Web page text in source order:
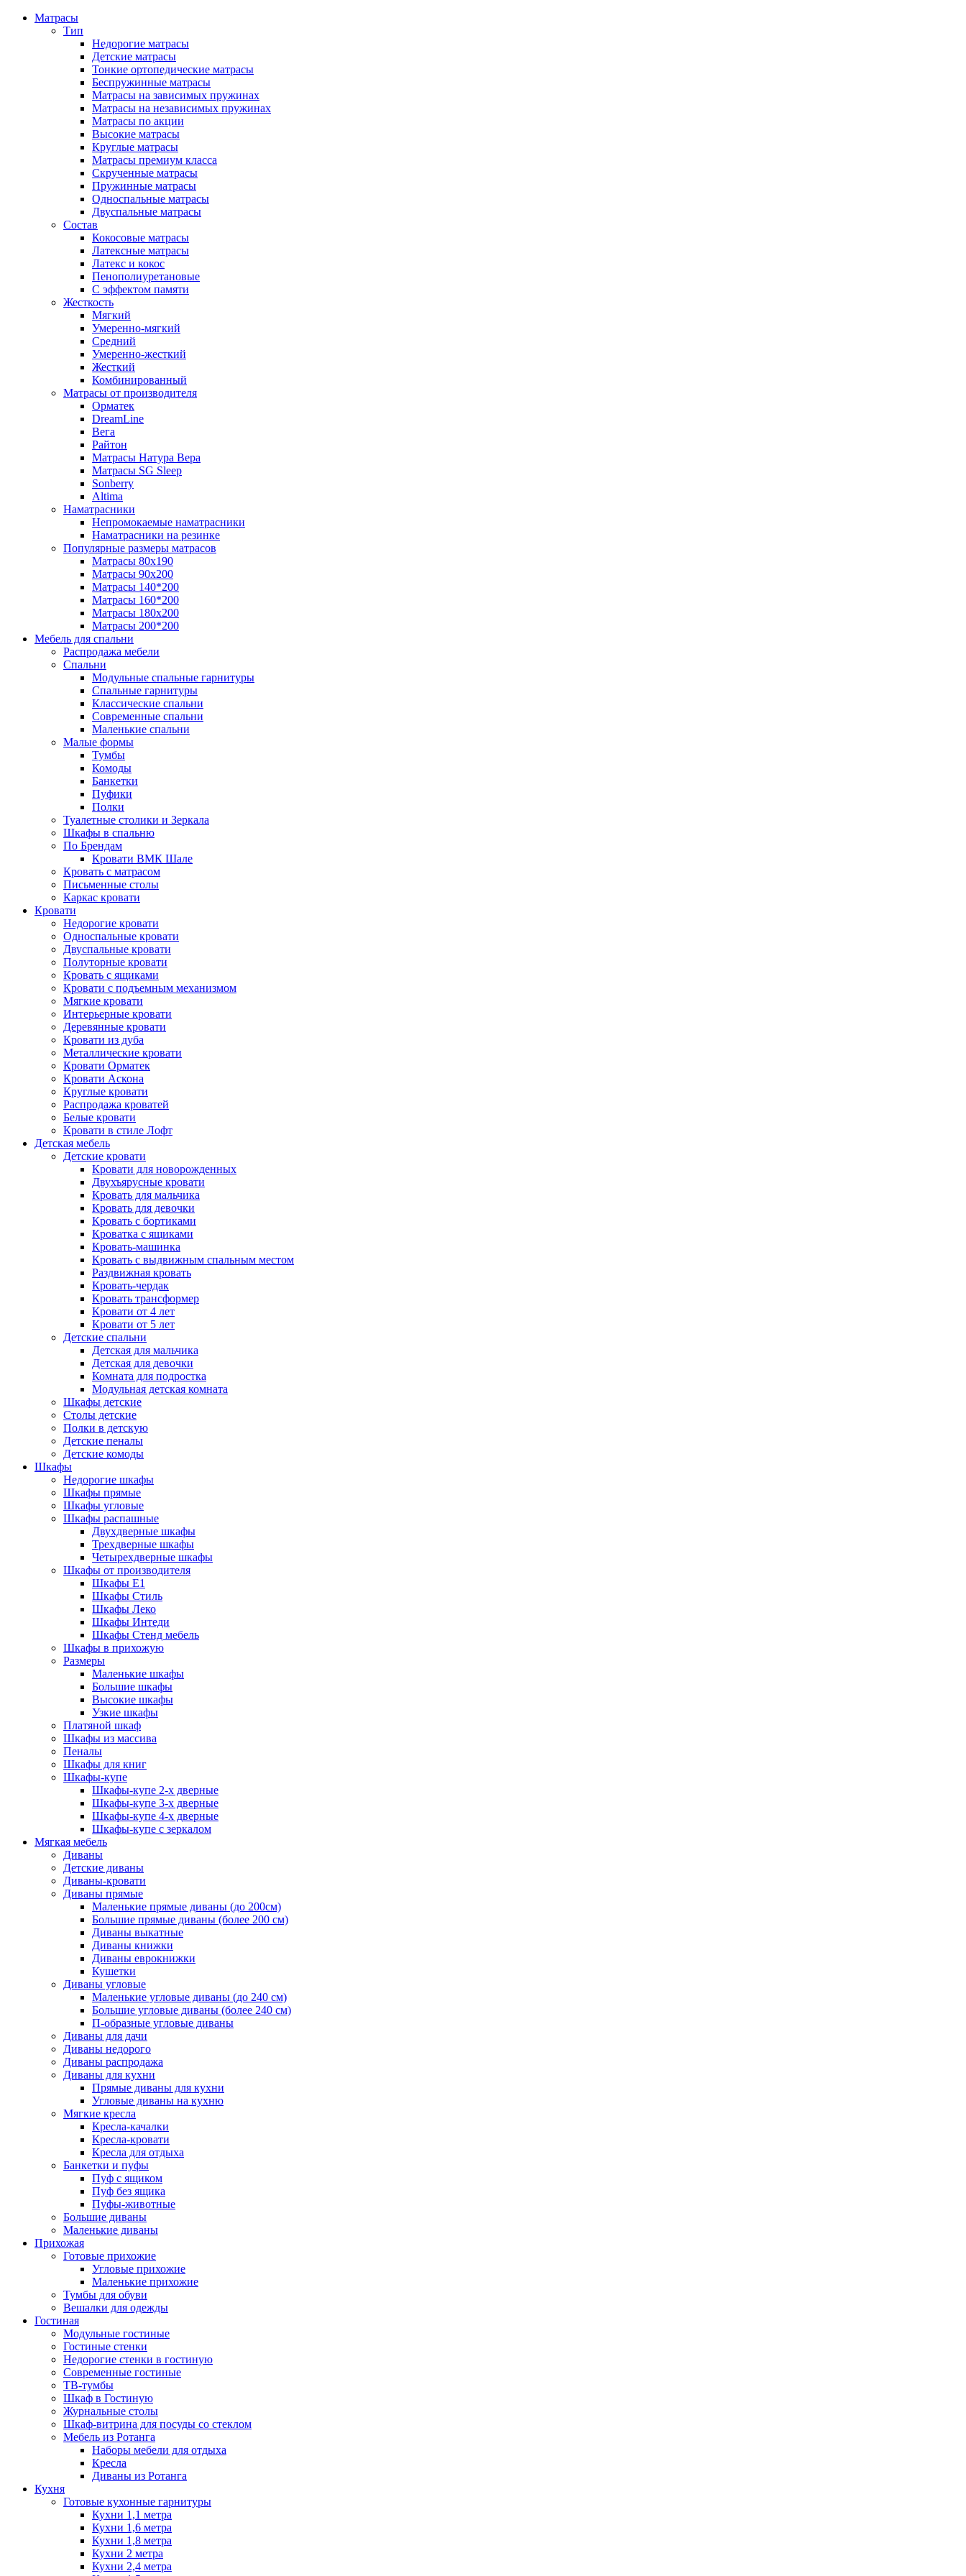
Матрасы
Тип
Недорогие матрасы
Детские матрасы
Тонкие ортопедические матрасы
Беспружинные матрасы
Матрасы на зависимых пружинах
Матрасы на независимых пружинах
Матрасы по акции
Высокие матрасы
Круглые матрасы
Матрасы премиум класса
Скрученные матрасы
Пружинные матрасы
Односпальные матрасы
Двуспальные матрасы
Состав
Кокосовые матрасы
Латексные матрасы
Латекс и кокос
Пенополиуретановые
С эффектом памяти
Жесткость
Мягкий
Умеренно-мягкий
Средний
Умеренно-жесткий
Жесткий
Комбинированный
Матрасы от производителя
Орматек
DreamLine
Вега
Райтон
Матрасы Натура Вера
Матрасы SG Sleep
Sonberry
Altima
Наматрасники
Непромокаемые наматрасники
Наматрасники на резинке
Популярные размеры матрасов
Матрасы 80x190
Матрасы 90x200
Матрасы 140*200
Матрасы 160*200
Матрасы 180x200
Матрасы 200*200
Мебель для спальни
Распродажа мебели
Спальни
Модульные спальные гарнитуры
Спальные гарнитуры
Классические спальни
Современные спальни
Маленькие спальни
Малые формы
Тумбы
Комоды
Банкетки
Пуфики
Полки
Туалетные столики и Зеркала
Шкафы в спальню
По Брендам
Кровати ВМК Шале
Кровать с матрасом
Письменные столы
Каркас кровати
Кровати
Недорогие кровати
Односпальные кровати
Двуспальные кровати
Полуторные кровати
Кровать с ящиками
Кровати с подъемным механизмом
Мягкие кровати
Интерьерные кровати
Деревянные кровати
Кровати из дуба
Металлические кровати
Кровати Орматек
Кровати Аскона
Круглые кровати
Распродажа кроватей
Белые кровати
Кровати в стиле Лофт
Детская мебель
Детские кровати
Кровати для новорожденных
Двухъярусные кровати
Кровать для мальчика
Кровать для девочки
Кровать с бортиками
Кроватка с ящиками
Кровать-машинка
Кровать с выдвижным спальным местом
Раздвижная кровать
Кровать-чердак
Кровать трансформер
Кровати от 4 лет
Кровати от 5 лет
Детские спальни
Детская для мальчика
Детская для девочки
Комната для подростка
Модульная детская комната
Шкафы детские
Столы детские
Полки в детскую
Детские пеналы
Детские комоды
Шкафы
Недорогие шкафы
Шкафы прямые
Шкафы угловые
Шкафы распашные
Двухдверные шкафы
Трехдверные шкафы
Четырехдверные шкафы
Шкафы от производителя
Шкафы E1
Шкафы Стиль
Шкафы Леко
Шкафы Интеди
Шкафы Стенд мебель
Шкафы в прихожую
Размеры
Маленькие шкафы
Большие шкафы
Высокие шкафы
Узкие шкафы
Платяной шкаф
Шкафы из массива
Пеналы
Шкафы для книг
Шкафы-купе
Шкафы-купе 2-х дверные
Шкафы-купе 3-х дверные
Шкафы-купе 4-х дверные
Шкафы-купе с зеркалом
Мягкая мебель
Диваны
Детские диваны
Диваны-кровати
Диваны прямые
Маленькие прямые диваны (до 200см)
Большие прямые диваны (более 200 см)
Диваны выкатные
Диваны книжки
Диваны еврокнижки
Кушетки
Диваны угловые
Маленькие угловые диваны (до 240 см)
Большие угловые диваны (более 240 см)
П-образные угловые диваны
Диваны для дачи
Диваны недорого
Диваны распродажа
Диваны для кухни
Прямые диваны для кухни
Угловые диваны на кухню
Мягкие кресла
Кресла-качалки
Кресла-кровати
Кресла для отдыха
Банкетки и пуфы
Пуф с ящиком
Пуф без ящика
Пуфы-животные
Большие диваны
Маленькие диваны
Прихожая
Готовые прихожие
Угловые прихожие
Маленькие прихожие
Тумбы для обуви
Вешалки для одежды
Гостиная
Модульные гостиные
Гостиные стенки
Недорогие стенки в гостиную
Современные гостиные
ТВ-тумбы
Шкаф в Гостиную
Журнальные столы
Шкаф-витрина для посуды со стеклом
Мебель из Ротанга
Наборы мебели для отдыха
Кресла
Диваны из Ротанга
Кухня
Готовые кухонные гарнитуры
Кухни 1,1 метра
Кухни 1,6 метра
Кухни 1,8 метра
Кухни 2 метра
Кухни 2,4 метра